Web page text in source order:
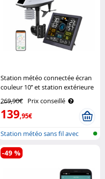
Station météo connectée écran
couleur 10’’ et station extérieure
FWS-300.xl Infactory
269,90€ Prix conseillé
139,95€
Station météo sans fil avec
écran c..
-49 %